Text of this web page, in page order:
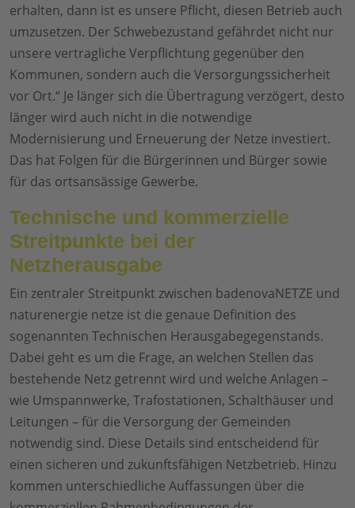
erhalten, dann ist es unsere Pflicht, diesen Betrieb auch
umzusetzen. Der Schwebezustand gefährdet nicht nur
unsere vertragliche Verpflichtung gegenüber den
Kommunen, sondern auch die Versorgungssicherheit
vor Ort.“ Je länger sich die Übertragung verzögert, desto
länger wird auch nicht in die notwendige
Modernisierung und Erneuerung der Netze investiert.
Das hat Folgen für die Bürgerinnen und Bürger sowie
für das ortsansässige Gewerbe.
Technische und kommerzielle
Streitpunkte bei der
Netzherausgabe
Ein zentraler Streitpunkt zwischen badenovaNETZE und
naturenergie netze ist die genaue Definition des
sogenannten Technischen Herausgabegegenstands.
Dabei geht es um die Frage, an welchen Stellen das
bestehende Netz getrennt wird und welche Anlagen –
wie Umspannwerke, Trafostationen, Schalthäuser und
Leitungen – für die Versorgung der Gemeinden
notwendig sind. Diese Details sind entscheidend für
einen sicheren und zukunftsfähigen Netzbetrieb. Hinzu
kommen unterschiedliche Auffassungen über die